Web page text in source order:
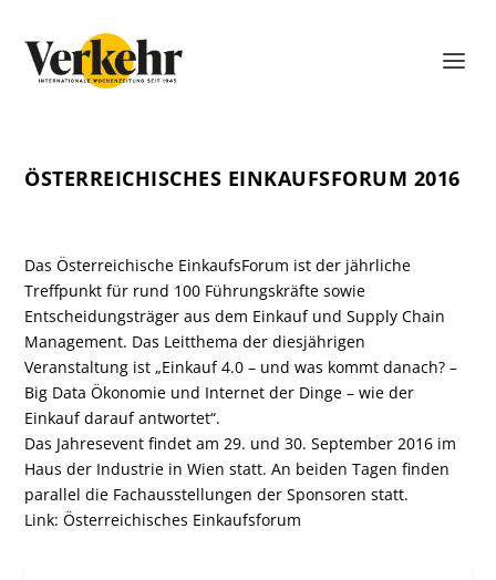
ÖSTERREICHISCHES EINKAUFSFORUM 2016
Das Österreichische EinkaufsForum ist der jährliche
Treffpunkt für rund 100 Führungskräfte sowie
Entscheidungsträger aus dem Einkauf und Supply Chain
Management. Das Leitthema der diesjährigen
Veranstaltung ist „Einkauf 4.0 – und was kommt danach? –
Big Data Ökonomie und Internet der Dinge – wie der
Einkauf darauf antwortet“.
Das Jahresevent findet am 29. und 30. September 2016 im
Haus der Industrie in Wien statt. An beiden Tagen finden
parallel die Fachausstellungen der Sponsoren statt.
Link:Österreichisches Einkaufsforum